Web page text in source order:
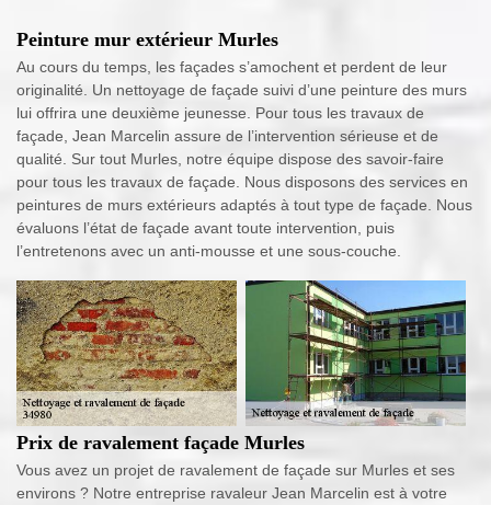
Peinture mur extérieur Murles
Au cours du temps, les façades s’amochent et perdent de leur
originalité. Un nettoyage de façade suivi d’une peinture des murs
lui offrira une deuxième jeunesse. Pour tous les travaux de
façade, Jean Marcelin assure de l’intervention sérieuse et de
qualité. Sur tout Murles, notre équipe dispose des savoir-faire
pour tous les travaux de façade. Nous disposons des services en
peintures de murs extérieurs adaptés à tout type de façade. Nous
évaluons l’état de façade avant toute intervention, puis
l’entretenons avec un anti-mousse et une sous-couche.
Prix de ravalement façade Murles
Vous avez un projet de ravalement de façade sur Murles et ses
environs ? Notre entreprise ravaleur Jean Marcelin est à votre